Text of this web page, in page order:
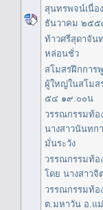
สุนทรพจน์เนื่อ
ธันวาคม ๒๕๕
ท้าวศรีสุดาจัน
หล่อนชั่ว
สโมสรฝึกการ
ผู้ใหญ่ในสโมส
๕๔ ๑๙.๐๐น
วรรณกรรมท้อ
นางสาวนันทก
มั่นระวัง
วรรณกรรมท้อ
โดย นางสาวจิ
วรรณกรรมท้อ
ต.มหาวัน อ.แ